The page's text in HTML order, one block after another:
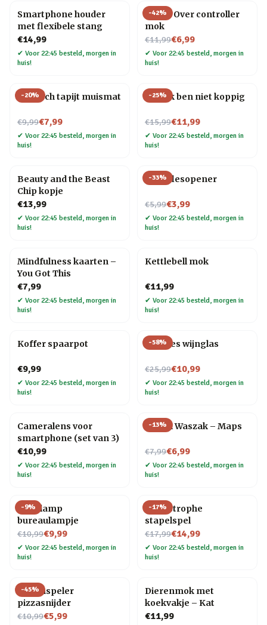
Smartphone houder
met flexibele stang
€14,99
✔ Voor 22:45 besteld, morgen in
huis!
-42%
Game Over controller
mok
€11,99
Nu voor€6,99
✔ Voor 22:45 besteld, morgen in
huis!
-20%
Perzisch tapijt muismat
€9,99
Nu voor€7,99
✔ Voor 22:45 besteld, morgen in
huis!
-25%
Mok Ik ben niet koppig
€15,99
Nu voor€11,99
✔ Voor 22:45 besteld, morgen in
huis!
Beauty and the Beast
Chip kopje
€13,99
✔ Voor 22:45 besteld, morgen in
huis!
-33%
Fiets flesopener
€5,99
Nu voor€3,99
✔ Voor 22:45 besteld, morgen in
huis!
Mindfulness kaarten –
You Got This
€7,99
✔ Voor 22:45 besteld, morgen in
huis!
Kettlebell mok
€11,99
✔ Voor 22:45 besteld, morgen in
huis!
Koffer spaarpot
€9,99
✔ Voor 22:45 besteld, morgen in
huis!
-58%
Wijnfles wijnglas
€25,99
Nu voor€10,99
✔ Voor 22:45 besteld, morgen in
huis!
Cameralens voor
smartphone (set van 3)
€10,99
✔ Voor 22:45 besteld, morgen in
huis!
-13%
Travel Waszak – Maps
€7,99
Nu voor€6,99
✔ Voor 22:45 besteld, morgen in
huis!
-9%
Gloeilamp
bureaulampje
€10,99
Nu voor€9,99
✔ Voor 22:45 besteld, morgen in
huis!
-17%
Cat-astrophe
stapelspel
€17,99
Nu voor€14,99
✔ Voor 22:45 besteld, morgen in
huis!
-45%
Platenspeler
pizzasnijder
€10,99
Nu voor€5,99
Dierenmok met
koekvakje – Kat
€11,99